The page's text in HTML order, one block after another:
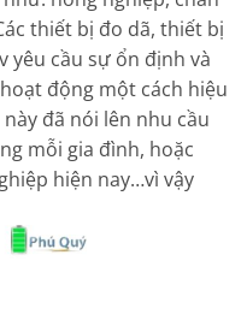
thiết bị đo dã, thiết bị
yêu cầu sự ổn định và
động một cách hiệu
đã nói lên nhu cầu
mỗi gia đình, hoặc
hiện nay…vì vậy